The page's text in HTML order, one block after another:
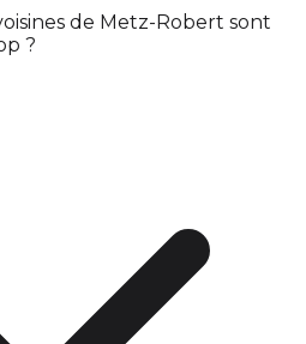
de Metz-Robert sont
?